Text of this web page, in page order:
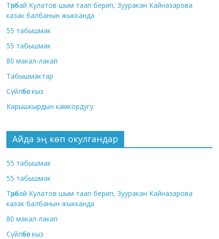
Төрөбай Кулатов шым таап берип, Зууракан Кайназарова
казак балбанын жыкканда
55 табышмак
55 табышмак
80 макал-лакап
Табышмактар
Сүйлөбөс кыз
Карышкырдын камкордугу
Айда эң көп окулгандар
55 табышмак
55 табышмак
Төрөбай Кулатов шым таап берип, Зууракан Кайназарова
казак балбанын жыкканда
80 макал-лакап
Сүйлөбөс кыз